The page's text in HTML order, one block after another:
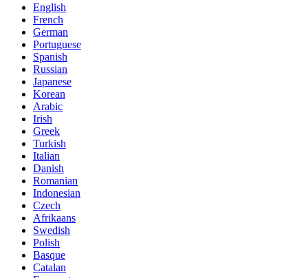
English
French
German
Portuguese
Spanish
Russian
Japanese
Korean
Arabic
Irish
Greek
Turkish
Italian
Danish
Romanian
Indonesian
Czech
Afrikaans
Swedish
Polish
Basque
Catalan